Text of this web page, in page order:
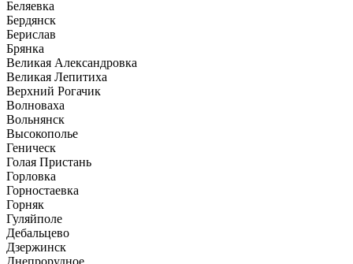
Беляевка
Бердянск
Берислав
Брянка
Великая Александровка
Великая Лепитиха
Верхний Рогачик
Волноваха
Вольнянск
Высокополье
Геническ
Голая Пристань
Горловка
Горностаевка
Горняк
Гуляйполе
Дебальцево
Дзержинск
Днепрорудное